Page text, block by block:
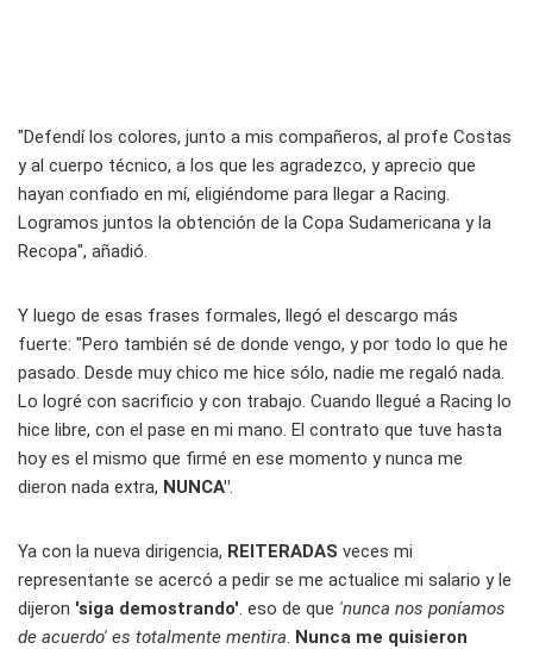
"Defendí los colores, junto a mis compañeros, al profe Costas
y al cuerpo técnico, a los que les agradezco, y aprecio que
hayan confiado en mí, eligiéndome para llegar a Racing.
Logramos juntos la obtención de la Copa Sudamericana y la
Recopa", añadió.
Y luego de esas frases formales, llegó el descargo más
fuerte: "Pero también sé de donde vengo, y por todo lo que he
pasado. Desde muy chico me hice sólo, nadie me regaló nada.
Lo logré con sacrificio y con trabajo. Cuando llegué a Racing lo
hice libre, con el pase en mi mano. El contrato que tuve hasta
hoy es el mismo que firmé en ese momento y nunca me
dieron nada extra, NUNCA"
Ya con la nueva dirigencia, REITERADAS veces mi
representante se acercó a pedir se me actualice mi salario y le
dijeron 'siga demostrando' . eso de que 'nunca nos poníamos
de acuerdo' es totalmente mentira Nunca me quisieron